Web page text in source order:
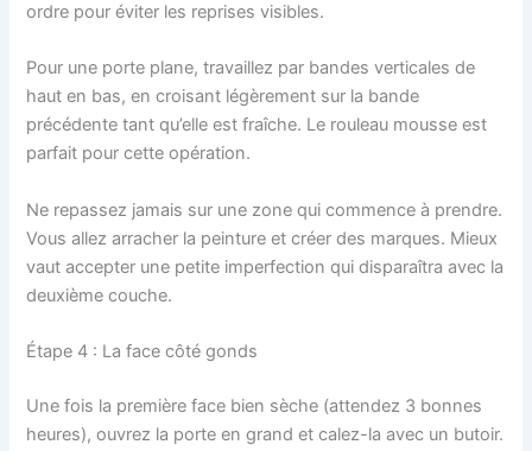
ordre pour éviter les reprises visibles.
Pour une porte plane, travaillez par bandes verticales de
haut en bas, en croisant légèrement sur la bande
précédente tant qu’elle est fraîche. Le rouleau mousse est
parfait pour cette opération.
Ne repassez jamais sur une zone qui commence à prendre.
Vous allez arracher la peinture et créer des marques. Mieux
vaut accepter une petite imperfection qui disparaîtra avec la
deuxième couche.
Étape 4 : La face côté gonds
Une fois la première face bien sèche (attendez 3 bonnes
heures), ouvrez la porte en grand et calez-la avec un butoir.